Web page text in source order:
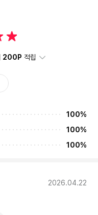
200P 적립
100%
100%
100%
2026.04.22